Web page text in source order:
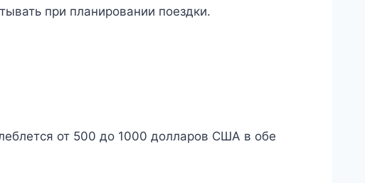
при планировании поездки.
от 500 до 1000 долларов США в обе